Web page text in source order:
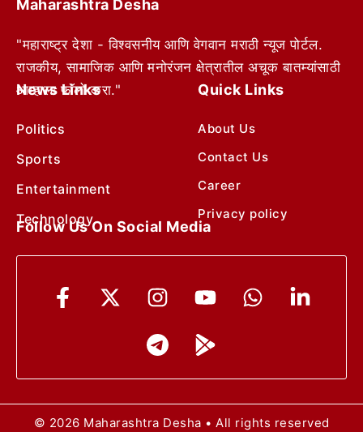
Maharashtra Desha
"महाराष्ट्र देशा - विश्वसनीय आणि वेगवान मराठी न्यूज पोर्टल.
राजकीय, सामाजिक आणि मनोरंजन क्षेत्रातील अचूक बातम्यांसाठी
आम्हाला फॉलो करा."
News Links
Politics
Sports
Entertainment
Technology
Quick Links
About Us
Contact Us
Career
Privacy policy
Follow Us On Social Media
© 2026 Maharashtra Desha • All rights reserved